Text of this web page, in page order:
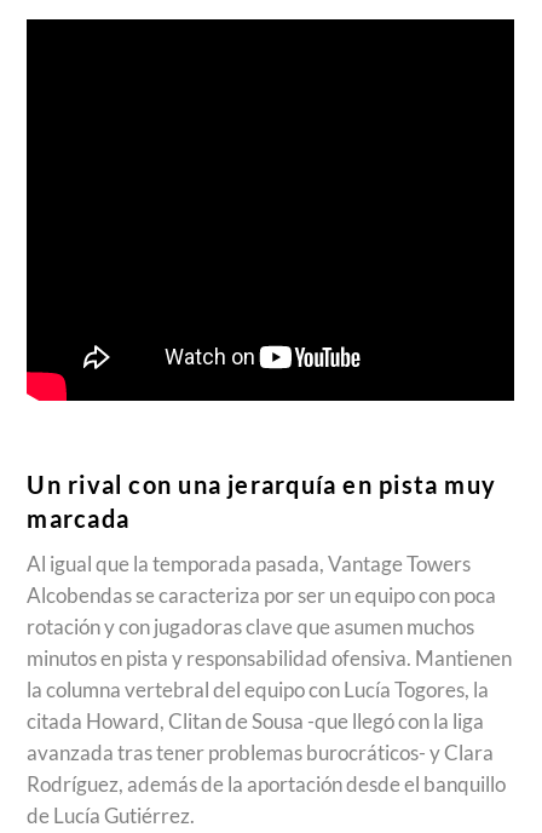
Un rival con una jerarquía en pista muy
marcada
Al igual que la temporada pasada, Vantage Towers
Alcobendas se caracteriza por ser un equipo con poca
rotación y con jugadoras clave que asumen muchos
minutos en pista y responsabilidad ofensiva. Mantienen
la columna vertebral del equipo con Lucía Togores, la
citada Howard, Clitan de Sousa -que llegó con la liga
avanzada tras tener problemas burocráticos- y Clara
Rodríguez, además de la aportación desde el banquillo
de Lucía Gutiérrez.